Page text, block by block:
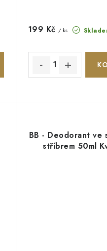
199 Kč / ks
BB - Deodorant ve
stříbrem 50ml